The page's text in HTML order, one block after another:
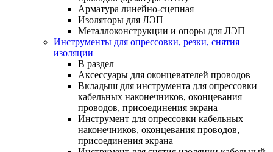
Арматура линейно-сцепная
Изоляторы для ЛЭП
Металлоконструкции и опоры для ЛЭП
Инструменты для опрессовки, резки, снятия
изоляции
В раздел
Аксессуары для оконцевателей проводов
Вкладыш для инструмента для опрессовки
кабельных наконечников, оконцевания
проводов, присоединения экрана
Инструмент для опрессовки кабельных
наконечников, оконцевания проводов,
присоединения экрана